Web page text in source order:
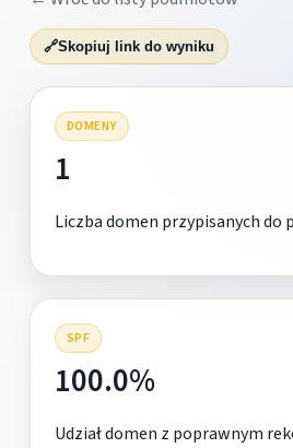
🔗Skopiuj link do wyniku
DOMENY
1
Liczba domen przypisanych do
SPF
100.0%
Udział domen z poprawnym